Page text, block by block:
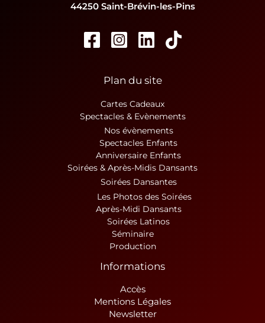
44250 Saint-Brévin-les-Pins
Plan du site
Cartes Cadeaux
Spectacles & Evènements
Nos évènements
Spectacles Enfants
Anniversaire Enfants
Soirées & Après-Midis Dansants
Soirées Dansantes
Les Photos des Soirées
Après-Midi Dansants
Soirées Latinos
Séminaire
Production
Informations
Accès
Mentions Légales
Newsletter